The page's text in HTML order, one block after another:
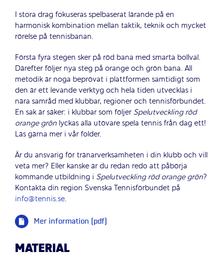
I stora drag fokuseras spelbaserat lärande på en
harmonisk kombination mellan taktik, teknik och mycket
rörelse på tennisbanan.
Första fyra stegen sker på röd bana med smarta bollval.
Därefter följer nya steg på orangeoch grön bana. All
metodik är noga beprövat i plattformen samtidigt som
den är ett levande verktyg och hela tiden utvecklas i
nära samråd med klubbar, regioner och tennisförbundet.
En sak är säker: i klubbar som följerSpelutvecklingröd
orangegrön lyckas alla utövare spela tennis från dag ett!
Läs gärna mer i vår folder.
Är du ansvarig för tränarverksamheten i din klubb och vill
veta mer? Eller kanske är du redan redo att påbörja
kommande utbildning i Spelutveckling röd orangegrön?
Kontakta din region Svenska Tennisförbundet på
info@tennis.se.
Mer information (pdf)
MATERIAL